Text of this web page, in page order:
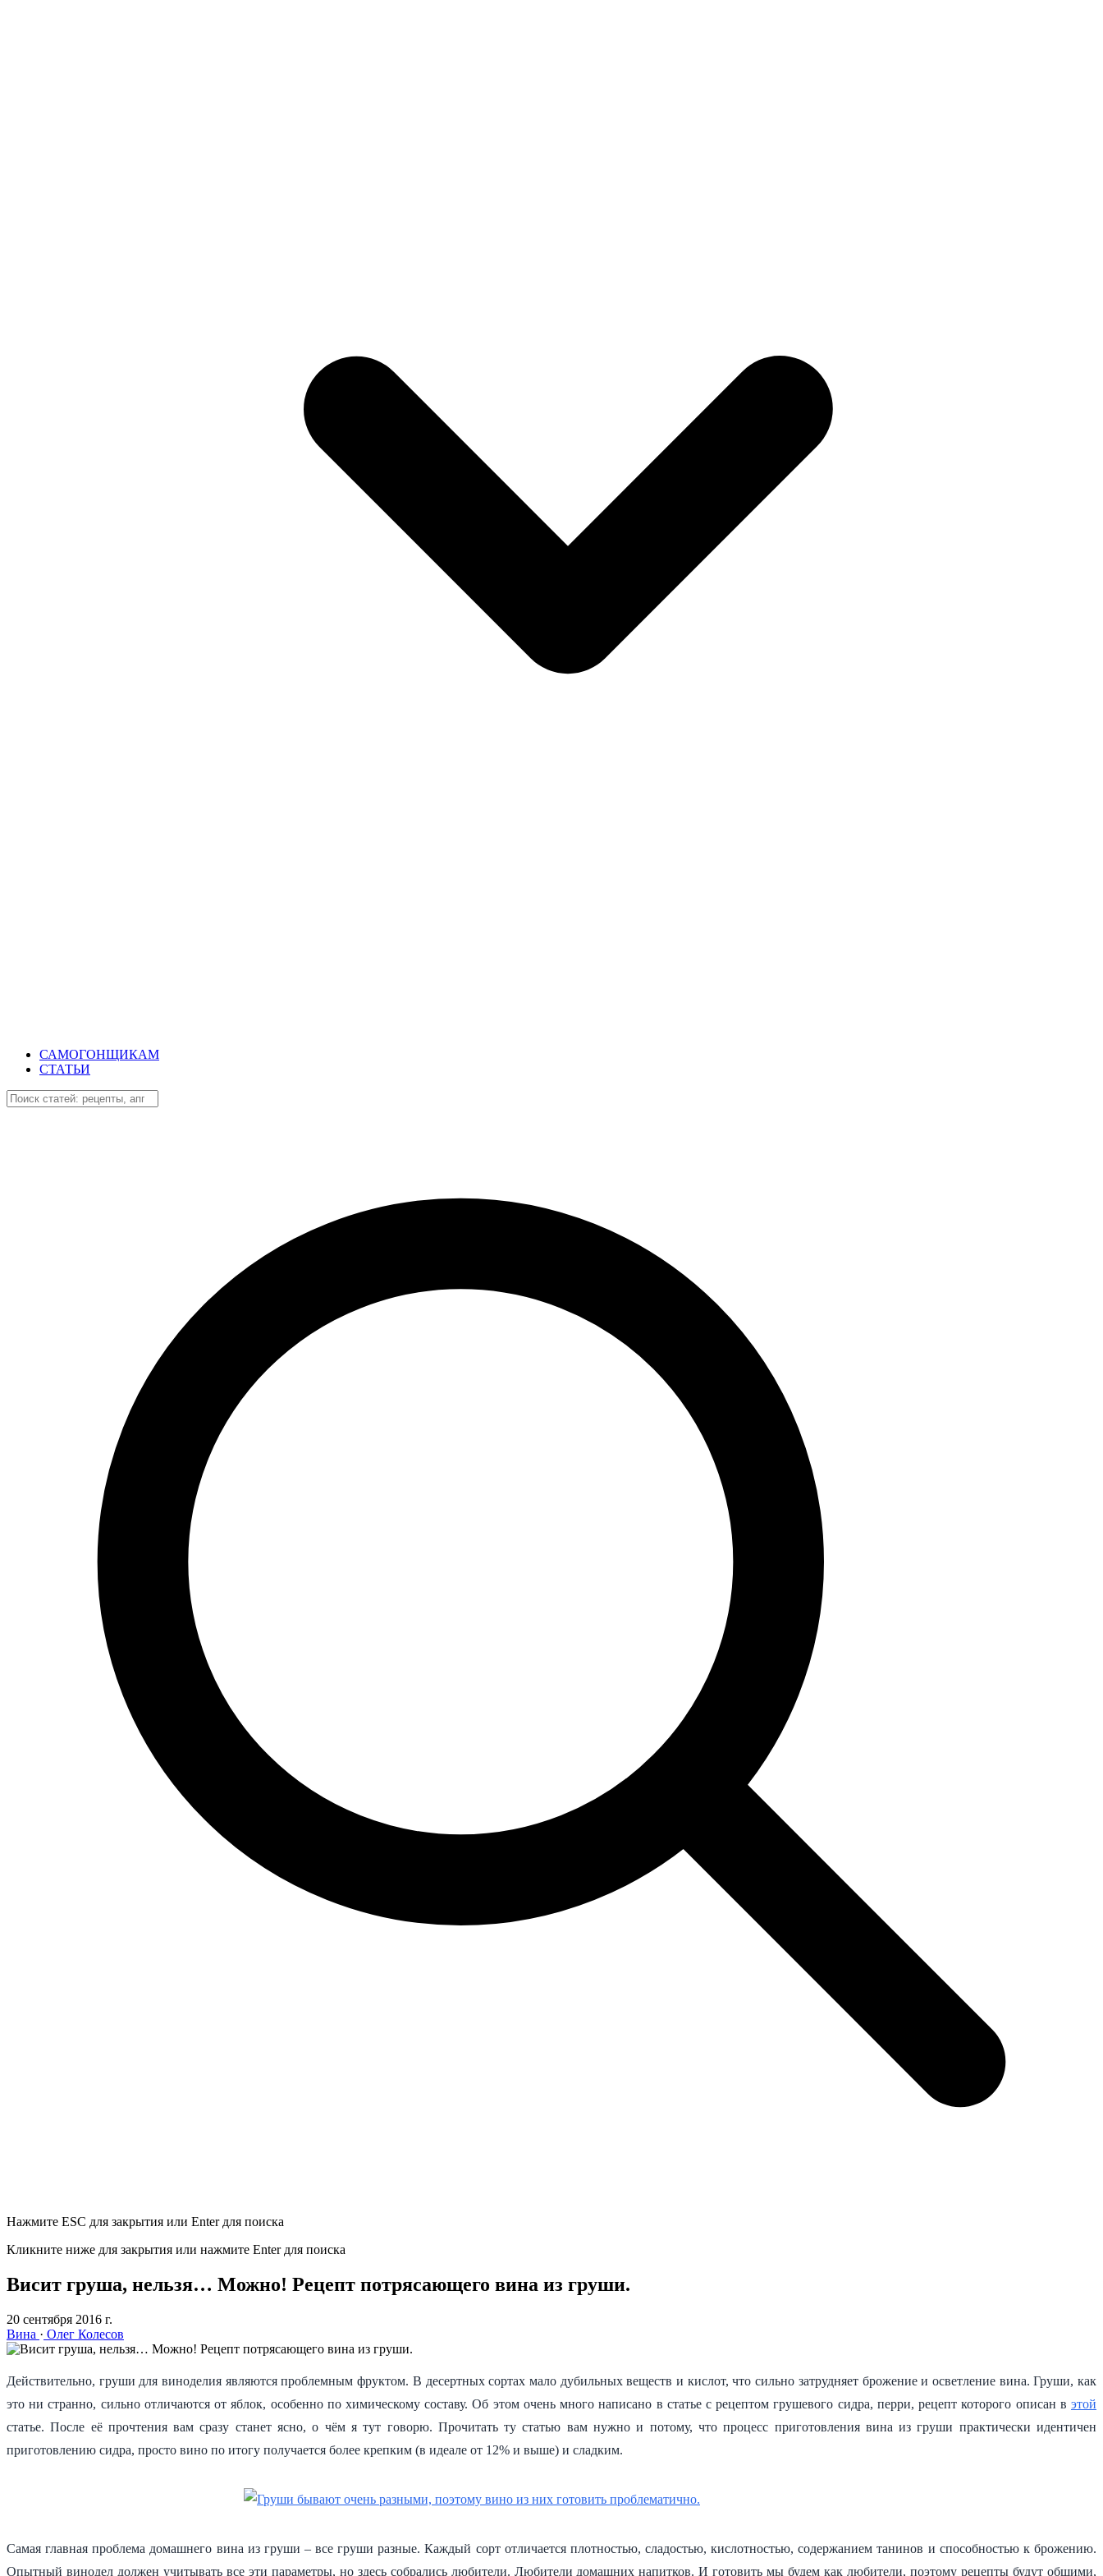
САМОГОНЩИКАМ
СТАТЬИ
Нажмите ESC для закрытия или Enter для поиска
Кликните ниже для закрытия или нажмите Enter для поиска
Висит груша, нельзя… Можно! Рецепт потрясающего вина из груши.
20 сентября 2016 г.
Вина · Олег Колесов
Действительно, груши для виноделия являются проблемным фруктом. В десертных сортах мало дубильных веществ и кислот, что сильно затрудняет брожение и осветление вина. Груши, как
это ни странно, сильно отличаются от яблок, особенно по химическому составу. Об этом очень много написано в статье с рецептом грушевого сидра, перри, рецепт которого описан в этой
статье. После её прочтения вам сразу станет ясно, о чём я тут говорю. Прочитать ту статью вам нужно и потому, что процесс приготовления вина из груши практически идентичен
приготовлению сидра, просто вино по итогу получается более крепким (в идеале от 12% и выше) и сладким.
Самая главная проблема домашнего вина из груши – все груши разные. Каждый сорт отличается плотностью, сладостью, кислотностью, содержанием танинов и способностью к брожению.
Опытный винодел должен учитывать все эти параметры, но здесь собрались любители. Любители домашних напитков. И готовить мы будем как любители, поэтому рецепты будут общими,